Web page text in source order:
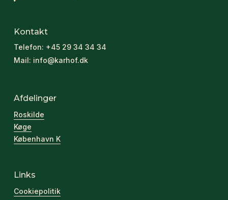
Kontakt
Telefon: +45 29 34 34 34
Mail: info@karhof.dk
Afdelinger
Roskilde
Køge
København K
Links
Cookiepolitik